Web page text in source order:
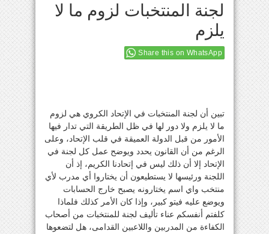
لجنة المنتخبات لزوم ما لا
يلزم
Share this on WhatsApp
تبين أن لجنة المنتخبات في الإتحاد الكروي هي لزوم
ما لا يلزم ولا دور لها في ظل الطريقة التي تدار فيها
الأمور من قبل الدولة العميقة في قلب الإتحاد، وعلى
الرغم من أن القانون يحدد ويوضح عمل كل لجنة في
الإتحاد إلا أن ذلك ليس في إتحادنا الكريم، إذ أن
اللجنة ورئيسها لا يستطيعون أن يختاروا أي مدرب لأي
منتخب واي اسم يختارونه يصبح خارج الحسابات
ويوضع عليه فيتو كبير، وإذا كان الأمر كذلك فلماذا
كلفتم أنفسكم عناء تأليف لجنة للمنتخبات من أصحاب
الكفاءة من المدربين واللاعبين القدامى، هل لتضعوها